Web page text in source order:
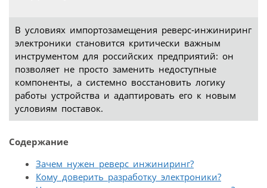
В условиях импортозамещения реверс‑инжиниринг
электроники становится критически важным
инструментом для российских предприятий: он
позволяет не просто заменить недоступные
компоненты, а системно восстановить логику
работы устройства и адаптировать его к новым
условиям поставок.
Содержание
Зачем нужен реверс инжиниринг?
Кому доверить разработку электроники?